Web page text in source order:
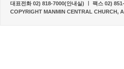
대표전화 02) 818-7000(안내실) ㅣ 팩스 02)
COPYRIGHT MANMIN CENTRAL CHURCH,